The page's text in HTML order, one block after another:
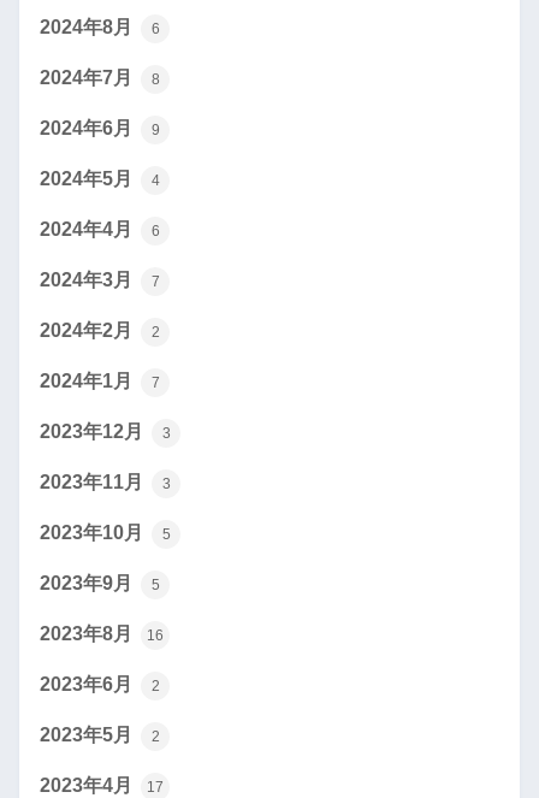
2024年8月 6
2024年7月 8
2024年6月 9
2024年5月 4
2024年4月 6
2024年3月 7
2024年2月 2
2024年1月 7
2023年12月 3
2023年11月 3
2023年10月 5
2023年9月 5
2023年8月 16
2023年6月 2
2023年5月 2
2023年4月 17